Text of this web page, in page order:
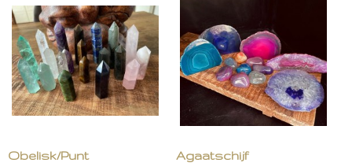
Obelisk/Punt Agaatschijf